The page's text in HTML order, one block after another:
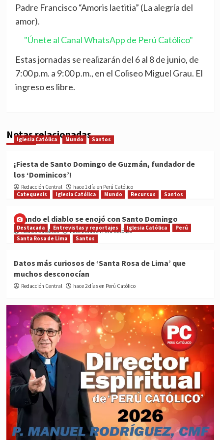
Padre Francisco “Amoris laetitia” (La alegría del
amor).
"Únete al Canal WhatsApp de Perú Católico"
Estas jornadas se realizarán del 6 al 8 de junio, de
7:00 p.m. a 9:00 p.m., en el Coliseo Miguel Grau. El
ingreso es libre.
Notas relacionadas
Iglesia Católica Mundo Santos
¡Fiesta de Santo Domingo de Guzmán, fundador de
los ‘Dominicos’!
Redacción Central
hace 1 día en Perú Católico
Catequesis
Iglesia Católica Mundo Recursos Santos
Cuando el diablo se enojó con Santo Domingo
Medios Católicos hace 2 días en Perú Católico
Destacada Entrevistas y reportajes Iglesia Católica
Perú
Santa Rosa de Lima
Santos
Datos más curiosos de ‘Santa Rosa de Lima’ que
muchos desconocían
Redacción Central hace 2 días en Perú Católico